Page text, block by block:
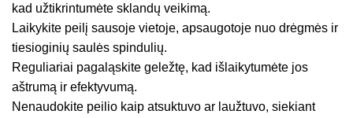
kad užtikrintumėte sklandų veikimą.
Laikykite peilį sausoje vietoje, apsaugotoje nuo drėgmės ir
tiesioginių saulės spindulių.
Reguliariai pagaląskite geležtę, kad išlaikytumėte jos
aštrumą ir efektyvumą.
Nenaudokite peilio kaip atsuktuvo ar laužtuvo, siekiant